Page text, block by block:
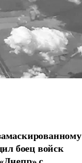
боец войск